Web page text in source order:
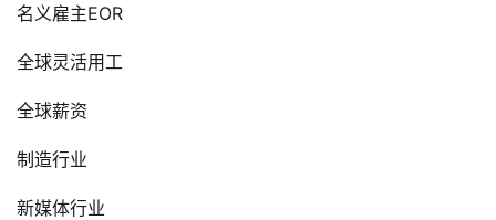
名义雇主EOR
全球灵活用工
全球薪资
制造行业
新媒体行业